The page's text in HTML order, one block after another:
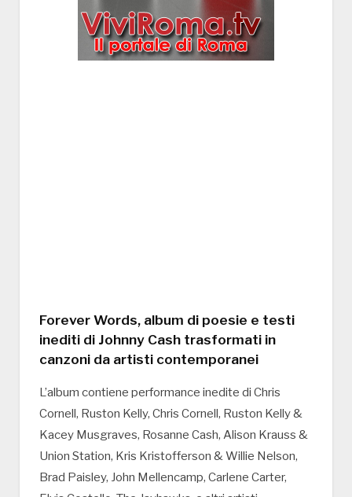
Forever Words, album di poesie e testi
inediti di Johnny Cash trasformati in
canzoni da artisti contemporanei
L’album contiene performance inedite di Chris
Cornell, Ruston Kelly, Chris Cornell, Ruston Kelly &
Kacey Musgraves, Rosanne Cash, Alison Krauss &
Union Station, Kris Kristofferson & Willie Nelson,
Brad Paisley, John Mellencamp, Carlene Carter,